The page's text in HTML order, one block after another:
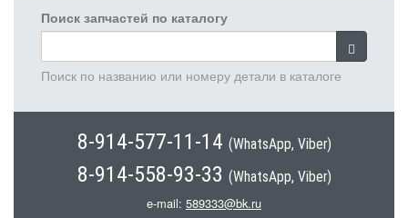
Поиск запчастей по каталогу
Поиск по названию или номеру детали в каталоге
8-914-577-11-14 (WhatsApp, Viber)
8-914-558-93-33 (WhatsApp, Viber)
e-mail: 589333@bk.ru